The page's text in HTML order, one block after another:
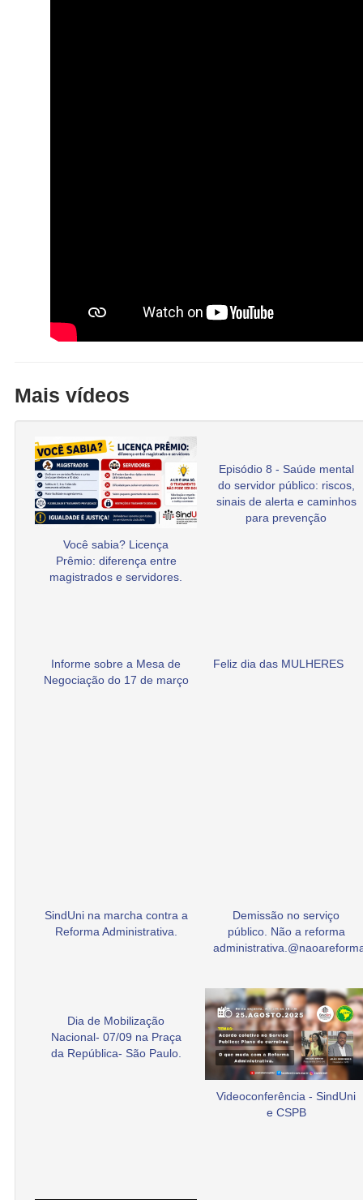
Mais vídeos
Você sabia? Licença
Prêmio: diferença entre
magistrados e servidores.
Episódio 8 - Saúde mental
do servidor público: riscos,
sinais de alerta e caminhos
para prevenção
Informe sobre a Mesa de
Negociação do 17 de março
Feliz dia das MULHERES
SindUni na marcha contra a
Reforma Administrativa.
Demissão no serviço
público. Não a reforma
Dia de Mobilização
Nacional- 07/09 na Praça
da República- São Paulo.
Videoconferência - SindUni
e CSPB